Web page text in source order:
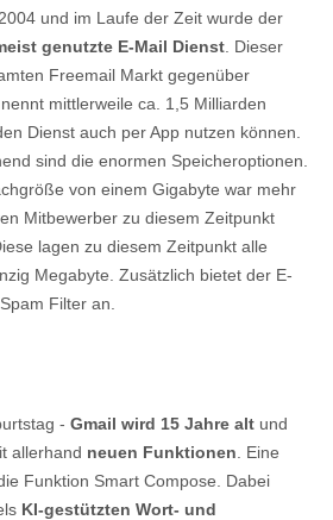
und im Laufe der Zeit wurde der
genutzte E-Mail Dienst . Dieser
Freemail Markt gegenüber
mittlerweile ca. 1,5 Milliarden
Dienst auch per App nutzen können.
sind die enormen Speicheroptionen.
von einem Gigabyte war mehr
Mitbewerber zu diesem Zeitpunkt
lagen zu diesem Zeitpunkt alle
Megabyte. Zusätzlich bietet der E-
Filter an.
- Gmail wird 15 Jahre alt und
allerhand neuen Funktionen . Eine
Funktion Smart Compose. Dabei
KI-gestützten Wort- und